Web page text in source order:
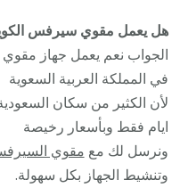
هل يعمل مقوي سيرفس
الجواب نعم يعمل جهاز
في المملكة العربية السعوية
لأن الكثير من سكان
ايام فقط وبأسعار رخيصة
ونرسل لك مع مقوي
وتنشيط الجهاز بكل سهولة.